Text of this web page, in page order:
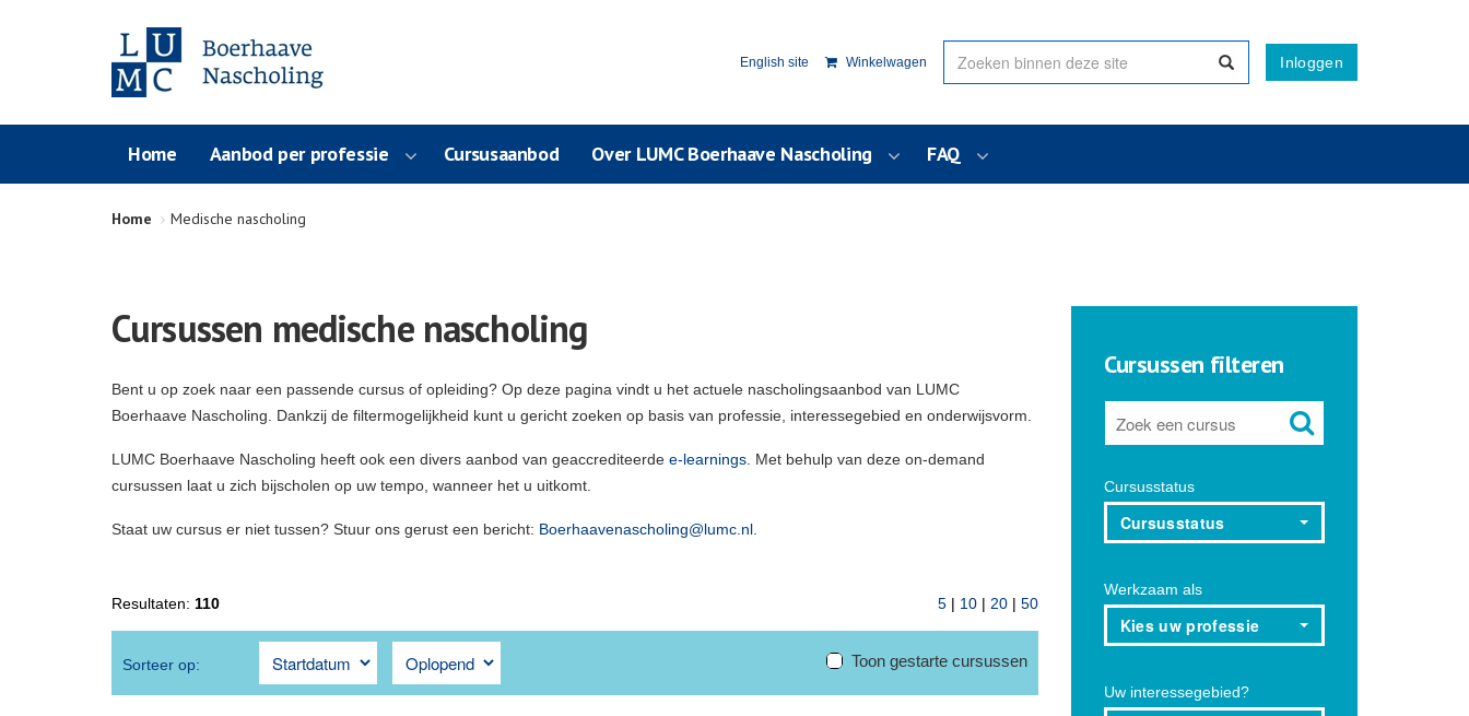
Inloggen
English site Winkelwagen
Home Aanbod per professie Cursusaanbod Over LUMC Boerhaave Nascholing FAQ
Home Medische nascholing
Cursussen medische nascholing
Bent u op zoek naar een passende cursus of opleiding? Op deze pagina vindt u het actuele nascholingsaanbod van LUMC
Boerhaave Nascholing. Dankzij de filtermogelijkheid kunt u gericht zoeken op basis van professie, interessegebied en onderwijsvorm.
LUMC Boerhaave Nascholing heeft ook een divers aanbod van geaccrediteerde e-learnings . Met behulp van deze on-demand
cursussen laat u zich bijscholen op uw tempo, wanneer het u uitkomt.
Staat uw cursus er niet tussen? Stuur ons gerust een bericht: Boerhaavenascholing@lumc.nl
Resultaten: 110 5| 10| 20| 50
Sorteer op: Toon gestarte cursussen
Cursussen filteren
Cursusstatus
Cursusstatus
Werkzaam als
Kies uw professie
Uw interessegebied?